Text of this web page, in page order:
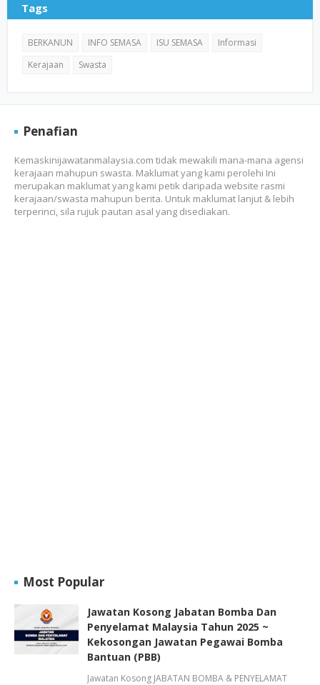
Tags
BERKANUN INFO SEMASA ISU SEMASA
Informasi
Kerajaan
Swasta
Penafian
Kemaskinijawatanmalaysia.com tidak mewakili mana-mana agensi
kerajaan mahupun swasta. Maklumat yang kami perolehi Ini
merupakan maklumat yang kami petik daripada website rasmi
kerajaan/swasta mahupun berita. Untuk maklumat lanjut & lebih
terperinci, sila rujuk pautan asal yang disediakan.
Most Popular
Jawatan Kosong Jabatan Bomba Dan
Penyelamat Malaysia Tahun 2025 ~
Kekosongan Jawatan Pegawai Bomba
Bantuan (PBB)
Jawatan Kosong JABATAN BOMBA & PENYELAMAT